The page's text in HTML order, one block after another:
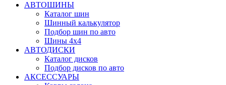
АВТОШИНЫ
Каталог шин
Шинный калькулятор
Подбор шин по авто
Шины 4x4
АВТОДИСКИ
Каталог дисков
Подбор дисков по авто
АКСЕССУАРЫ